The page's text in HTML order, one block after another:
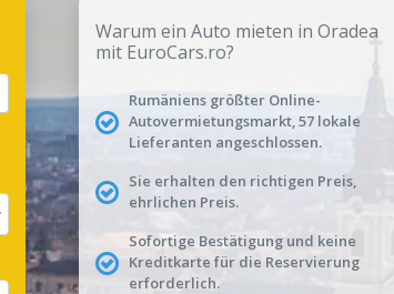
Warum ein Auto mieten in Oradea
mit EuroCars.ro?
Rumäniens größter Online-
Autovermietungsmarkt, 57 lokale
Lieferanten angeschlossen.
Sie erhalten den richtigen Preis,
ehrlichen Preis.
Sofortige Bestätigung und keine
Kreditkarte für die Reservierung
erforderlich.